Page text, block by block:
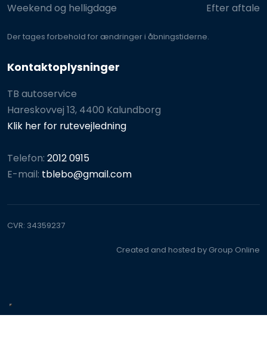
Weekend og helligdage Efter aftale
Der tages for​behold for ændringer i åbningstiderne.
Kontaktoplysninger
TB autoservice
Hareskovvej 13, 4400 Kalundborg
Klik her for rutevejledning
Telefon:2012 0915
E-mail: tblebo@gmail.com
CVR​: 34359237
Created and hosted by Group Online